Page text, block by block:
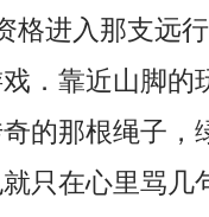
格进入那支远
．靠近山脚的
的那根绳子，
只在心里骂几